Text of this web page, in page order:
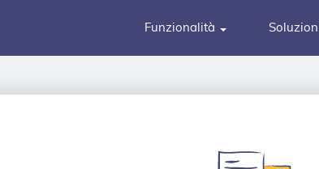
Funzionalità